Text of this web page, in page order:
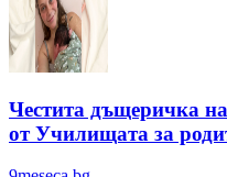
Честита дъщеричка
от Училищата за